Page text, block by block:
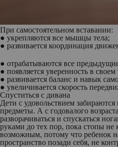
При самостоятельном вставании:
● укрепляются все мышцы тела;
● развивается координация
● отрабатываются все
● появляется уверенность в своем
● развивается баланс и навык
● увеличивается скорость
Спуститься с дивана
Дети с удовольствием
предметы. А с годовалого
разворачиваться и спускаться
руками до тех пор, пока стопы не
возможным, потому что ребенок
пространство позади себя, не